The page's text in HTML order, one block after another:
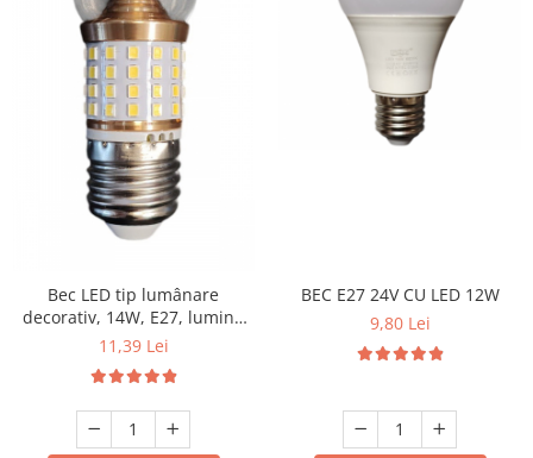
Bec LED tip lumânare
decorativ, 14W, E27, lumină
rece, design elegant pentru
11,39 Lei
BEC E27 24V CU LED 12W
9,80 Lei